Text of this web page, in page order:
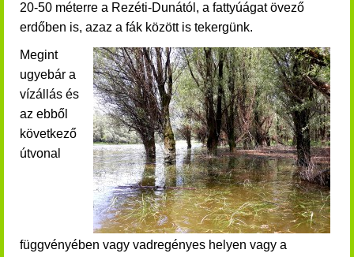
20-50 méterre a Rezéti-Dunától, a fattyúágat övező
erdőben is, azaz a fák között is tekergünk.
Megint
ugyebár a
vízállás és
az ebből
következő
útvonal
függvényében vagy vadregényes helyen vagy a